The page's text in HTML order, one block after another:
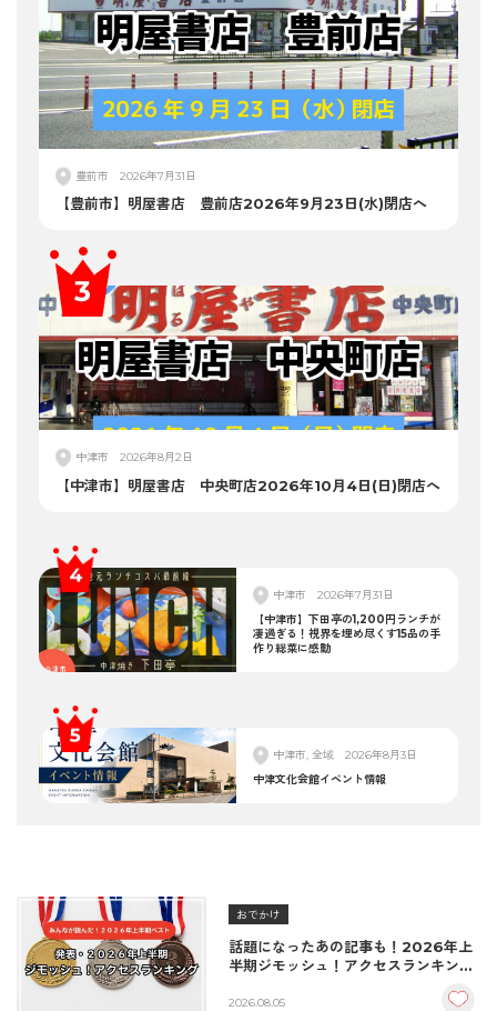
豊前市 2026年7月31日
【豊前市】明屋書店 豊前店2026年9月23日(水)閉店へ
中津市 2026年8月2日
【中津市】明屋書店 中央町店2026年10月4日(日)閉店へ
中津市
2026年7月31日
【中津市】下田亭の1,200円ランチが
凄過ぎる！視界を埋め尽くす15品の手
作り総菜に感動
中津市, 全域
2026年8月3日
中津文化会館イベント情報
おでかけ
話題になったあの記事も！2026年上
半期ジモッシュ！アクセスランキング
2026.08.05